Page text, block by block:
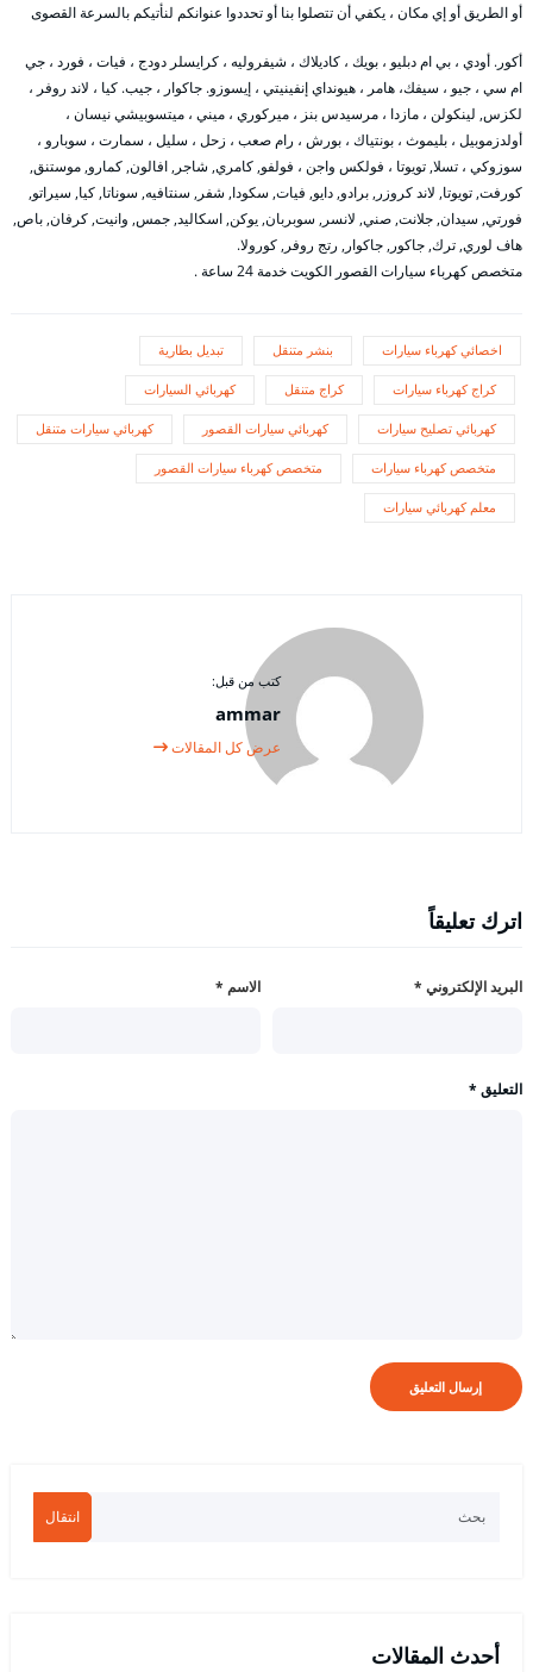
أو الطريق أو إي مكان ، يكفي أن تتصلوا بنا أو تحددوا عنوانكم لنأتيكم بالسرعة القصوى
أكور. أودي ، بي ام دبليو ، بويك ، كاديلاك ، شيفروليه ، كرايسلر دودج ، فيات ، فورد ، جي
ام سي ، جيو ، سيفك، هامر ، هيونداي إنفينيتي ، إيسوزو. جاكوار ، جيب. كيا ، لاند روفر ،
لكزس, لينكولن ، مازدا ، مرسيدس بنز ، ميركوري ، ميني ، ميتسوبيشي نيسان ،
أولدزموبيل ، بليموث ، بونتياك ، بورش ، رام صعب ، زحل ، سليل ، سمارت ، سوبارو ،
سوزوكي ، تسلا, تويوتا ، فولكس واجن ، فولفو, كامري, شاجر, افالون, كمارو, موستنق,
كورفت, تويوتا, لاند كروزر, برادو, دايو, فيات, سكودا, شفر, سنتافيه, سوناتا, كيا, سيراتو,
فورتي, سيدان, جلانت, صني, لانسر, سوبربان, يوكن, اسكاليد, جمس, وانيت, كرفان, باص,
هاف لوري, ترك, جاكور, جاكوار, رتج روفر, كورولا.
متخصص كهرباء سيارات القصور الكويت خدمة 24 ساعة .
اخصائي كهرباء سيارات بنشر متنقل تبديل بطارية
كراج كهرباء سيارات كراج متنقل كهربائي السيارات
كهربائي تصليح سيارات كهربائي سيارات القصور كهربائي سيارات متنقل
متخصص كهرباء سيارات متخصص كهرباء سيارات القصور
معلم كهربائي سيارات
كتب من قبل:
ammar
عرض كل المقالات
اترك تعليقاً
الاسم * البريد الإلكتروني *
التعليق *
انتقال
أحدث المقالات